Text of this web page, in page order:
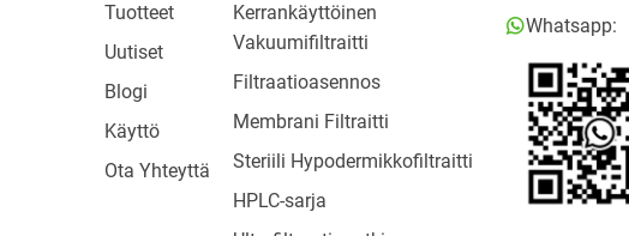
Tuotteet
Uutiset
Blogi
Käyttö
Ota Yhteyttä
Kerrankäyttöinen
Vakuumifiltraitti
Filtraatioasennos
Membrani Filtraitti
Steriili Hypodermikkofiltraitti
HPLC-sarja
Whatsapp: